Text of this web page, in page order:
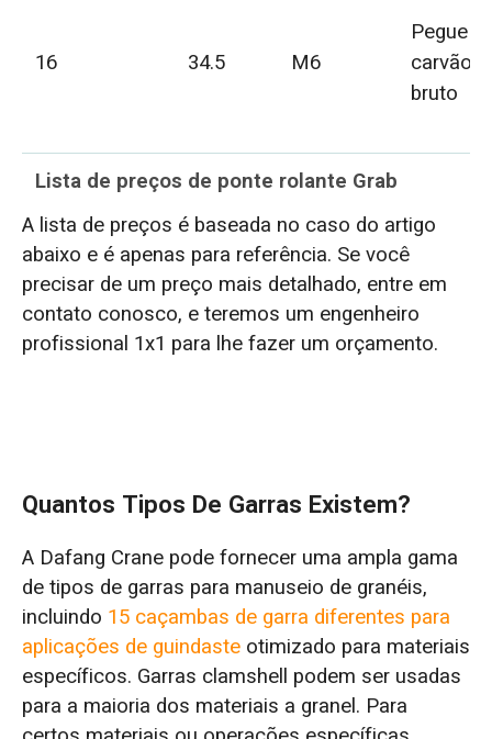
16 34.5 M6
Pegue
carvão
bruto
Lista de preços de ponte rolante Grab
A lista de preços é baseada no caso do artigo
abaixo e é apenas para referência. Se você
precisar de um preço mais detalhado, entre em
contato conosco, e teremos um engenheiro
profissional 1x1 para lhe fazer um orçamento.
Quantos Tipos De Garras Existem?
A Dafang Crane pode fornecer uma ampla gama
de tipos de garras para manuseio de granéis,
incluindo 15 caçambas de garra diferentes para
aplicações de guindasteotimizado para materiais
específicos. Garras clamshell podem ser usadas
para a maioria dos materiais a granel. Para